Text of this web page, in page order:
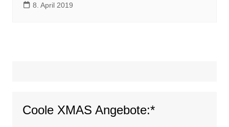
8. April 2019
Coole XMAS Angebote:*